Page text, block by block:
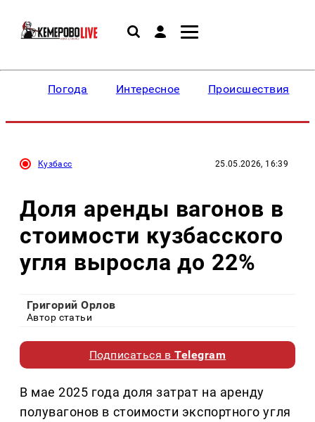
Погода Интересное Происшествия
Кузбасс 25.05.2026, 16:39
Доля аренды вагонов в
стоимости кузбасского
угля выросла до 22%
Григорий Орлов
Автор статьи
Подписаться вTelegram
В мае 2025 года доля затрат на аренду
полувагонов в стоимости экспортного угля